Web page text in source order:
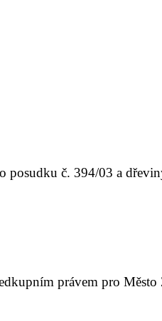
posudku č. 394/03 a
právem pro Město